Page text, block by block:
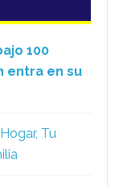
100
entra en su
Tu